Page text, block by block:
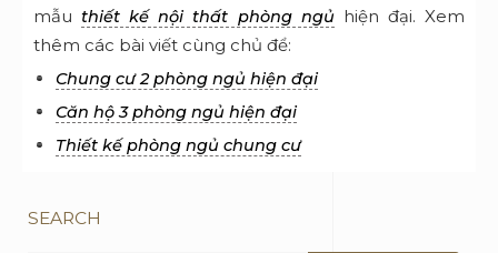
mẫuthiết kế nội thất phòng ngủhiện đại. Xem
thêm các bài viết cùng chủ để:
Chung cư 2 phòng ngủ hiện đại
Căn hộ 3 phòng ngủ hiện đại
Thiết kế phòng ngủ chung cư
SEARCH